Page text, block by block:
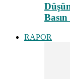
RAPOR